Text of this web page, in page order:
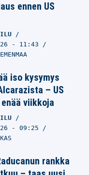
ennen US
- 11:43
iso kysymys
– US
viikkoja
- 09:25
rankka